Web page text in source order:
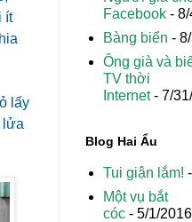
ít
lấy
lửa
Facebook -
Bàng biển -
Ông già và
TV thời
Internet- 7/
Blog Hai Ẩu
Tui giận lắm!
Một vụ bắt
cóc - 5/1/2016